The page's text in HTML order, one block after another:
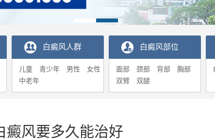
白癜风人群
儿童 青少年 男性
女性
中老年
白癜风部位
面部 颈部 背部
胸部
双臂
双腿
癜风要多久能治好